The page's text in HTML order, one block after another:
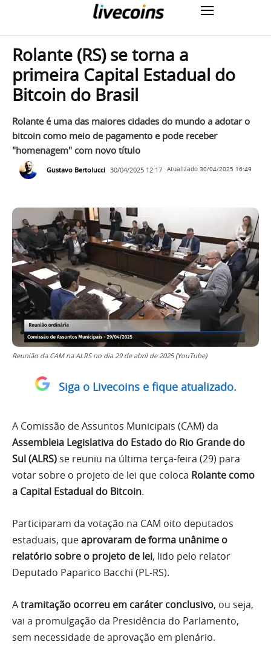
Rolante (RS) se torna a
primeira Capital Estadual do
Bitcoin do Brasil
Rolante é uma das maiores cidades do mundo a adotar o
bitcoin como meio de pagamento e pode receber
"homenagem" com novo título
Gustavo Bertolucci 30/04/2025 12:17 Atualizado 30/04/2025 16:49
Reunião da CAM na ALRS no dia 29 de abril de 2025 (YouTube)
Siga o Livecoins e fique atualizado.
A Comissão de Assuntos Municipais (CAM) da
Assembleia Legislativa do Estado do Rio Grande do
Sul (ALRS) se reuniu na última terça-feira (29) para
votar sobre o projeto de lei que coloca Rolante como
a Capital Estadual do Bitcoin.
Participaram da votação na CAM oito deputados
estaduais, queaprovaram de forma unânime o
relatório sobre o projeto de lei, lido pelo relator
Deputado Paparico Bacchi (PL-RS).
Atramitação ocorreu em caráter conclusivo, ou seja,
vai a promulgação da Presidência do Parlamento,
sem necessidade de aprovação em plenário.